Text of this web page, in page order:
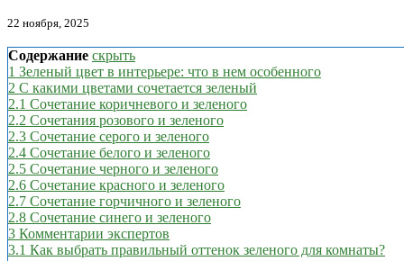
22 ноября, 2025
Содержание скрыть
1 Зеленый цвет в интерьере: что в нем особенного
2 С какими цветами сочетается зеленый
2.1 Сочетание коричневого и зеленого
2.2 Сочетания розового и зеленого
2.3 Сочетание серого и зеленого
2.4 Сочетание белого и зеленого
2.5 Сочетание черного и зеленого
2.6 Сочетание красного и зеленого
2.7 Сочетание горчичного и зеленого
2.8 Сочетание синего и зеленого
3 Комментарии экспертов
3.1 Как выбрать правильный оттенок зеленого для комнаты?